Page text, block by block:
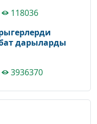
118036
дарыларды
3936370